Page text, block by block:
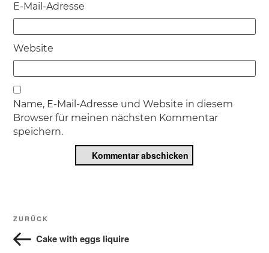
E-Mail-Adresse
Website
Name, E-Mail-Adresse und Website in diesem
Browser für meinen nächsten Kommentar
speichern.
Beitragsnavigation
Vorheriger
Beitrag
ZURÜCK
Cake with eggs liquire